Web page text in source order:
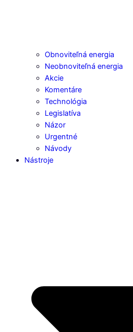
Obnoviteľná energia
Neobnoviteľná energia
Akcie
Komentáre
Technológia
Legislatíva
Názor
Urgentné
Návody
Nástroje